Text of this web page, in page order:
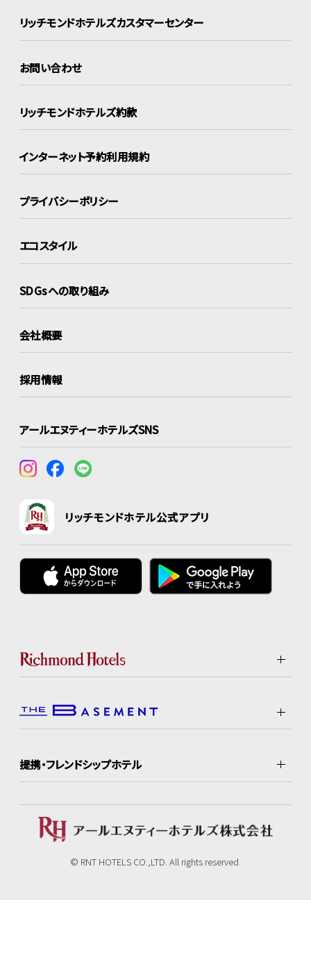
リッチモンドホテルズカスタマーセンター
お問い合わせ
リッチモンドホテルズ約款
インターネット予約利用規約
プライバシーポリシー
エコスタイル
SDGsへの取り組み
会社概要
採用情報
アールエヌティーホテルズSNS
リッチモンドホテル公式アプリ
提携・フレンドシップホテル
© RNT HOTELS CO.,LTD. All rights reserved.